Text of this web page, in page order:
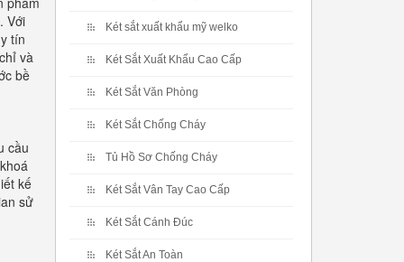
Với
tín
và
bề
cầu
kế
sử
Két sắt xuất khẩu mỹ welko
Két Sắt Xuất Khẩu Cao Cấp
Két Sắt Văn Phòng
Két Sắt Chống Cháy
Tủ Hồ Sơ Chống Cháy
Két Sắt Vân Tay Cao Cấp
Két Sắt Cánh Đúc
Két Sắt An Toàn